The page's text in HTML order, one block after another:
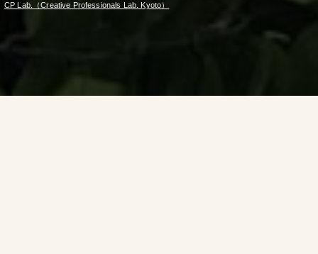
CP Lab.（Creative Professionals Lab. Kyoto）